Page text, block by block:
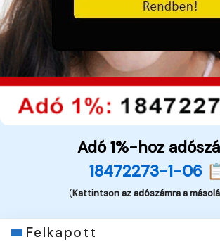
Adó 1%-hoz
18472273-1-06
(Kattintson az adószámra a
Felkapott